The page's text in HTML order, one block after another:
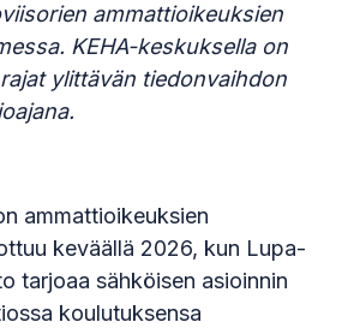
ammattioikeuksien
KEHA-keskuksella on
ylittävän tiedonvaihdon
ammattioikeuksien
keväällä 2026, kun Lupa-
tarjoaa sähköisen asioinnin
koulutuksensa